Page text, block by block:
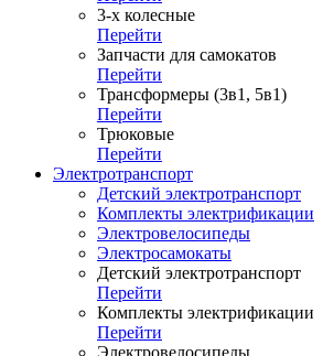
3-х колесные
Перейти
Запчасти для самокатов
Перейти
Трансформеры (3в1, 5в1)
Перейти
Трюковые
Перейти
Электротранспорт
Детский электротранспорт
Комплекты электрификации
Электровелосипеды
Электросамокаты
Детский электротранспорт
Перейти
Комплекты электрификации
Перейти
Электровелосипеды